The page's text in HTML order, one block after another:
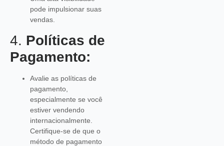
pode impulsionar suas
vendas.
4. Políticas de
Pagamento:
Avalie as políticas de
pagamento,
especialmente se você
estiver vendendo
internacionalmente.
Certifique-se de que o
método de pagamento